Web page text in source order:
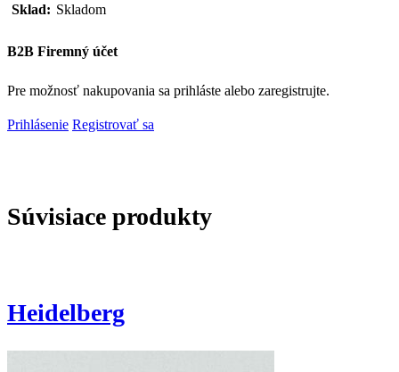
Sklad: Skladom
B2B Firemný účet
Pre možnosť nakupovania sa prihláste alebo zaregistrujte.
Prihlásenie Registrovať sa
Súvisiace produkty
Heidelberg